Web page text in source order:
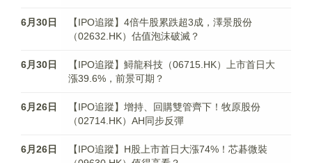
6月30日
【IPO追蹤】4倍牛股累跌超3成，澤景股份
（02632.HK）估值泡沫破滅？
6月30日
【IPO追蹤】鱘龍科技（06715.HK）上市首日大
漲39.6%，前景可期？
6月26日
【IPO追蹤】增持、回購雙管齊下！牧原股份
（02714.HK）AH同步反彈
6月26日
【IPO追蹤】H股上市首日大漲74%！芯碁微裝